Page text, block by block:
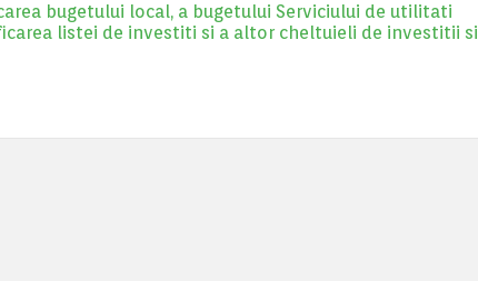
bugetului local, a bugetului Serviciului de utilitati
listei de investiti si a altor cheltuieli de investitii si